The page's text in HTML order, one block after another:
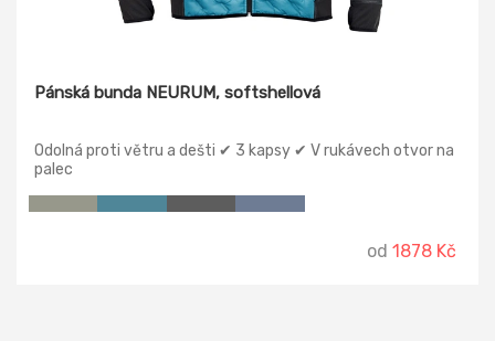
Pánská bunda NEURUM, softshellová
Odolná proti větru a dešti ✔ 3 kapsy ✔ V rukávech otvor na
palec
od 1878 Kč